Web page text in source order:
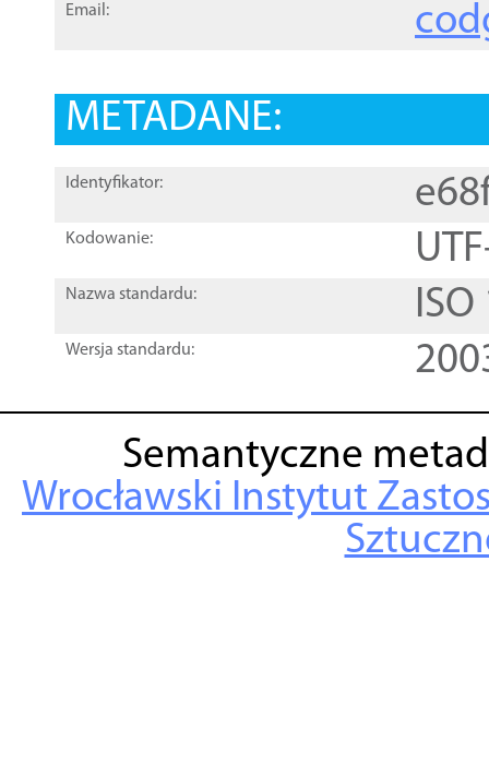
Email:
METADANE:
Identyfikator:
Kodowanie:
Nazwa standardu:
Wersja standardu:
Semantyczne
Wrocławski Instytut